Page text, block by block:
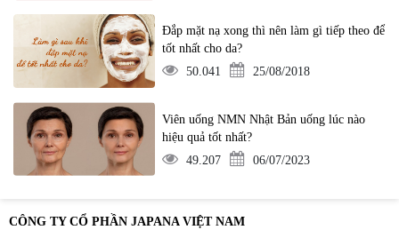
Đắp mặt nạ xong thì nên làm gì tiếp theo để
tốt nhất cho da?
50.041
25/08/2018
Viên uống NMN Nhật Bản uống lúc nào
hiệu quả tốt nhất?
49.207
06/07/2023
CÔNG TY CỔ PHẦN JAPANA VIỆT NAM